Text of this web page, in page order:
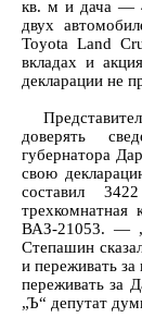
кв. м и дача —
двух
Toyota Land
вкладах и
декларации не
доверять
губернатора
свою
составил
ВАЗ-21053. —
Степашин
и переживать
переживать за
„Ъ“ депутат